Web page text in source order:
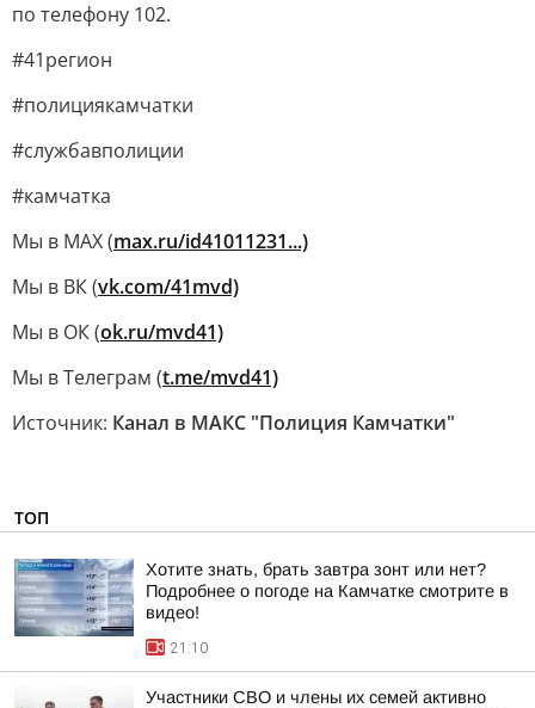
по телефону 102.
#41регион
#полициякамчатки
#службавполиции
#камчатка
Мы в MAX (max.ru/id41011231...)
Мы в ВК (vk.com/41mvd)
Мы в ОК (ok.ru/mvd41)
Мы в Телеграм (t.me/mvd41)
Источник: Канал в МАКС "Полиция Камчатки"
ТОП
Хотите знать, брать завтра зонт или нет?
Подробнее о погоде на Камчатке смотрите в
видео!
21:10
Участники СВО и члены их семей активно